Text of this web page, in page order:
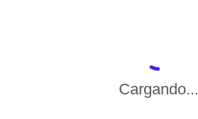
Cargando...